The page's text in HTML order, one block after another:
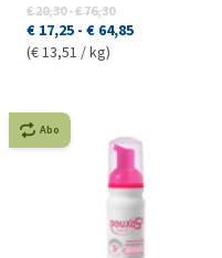
€ 20,30-€ 76,30
€ 17,25 - € 64,85
(€ 13,51 / kg)
Abo